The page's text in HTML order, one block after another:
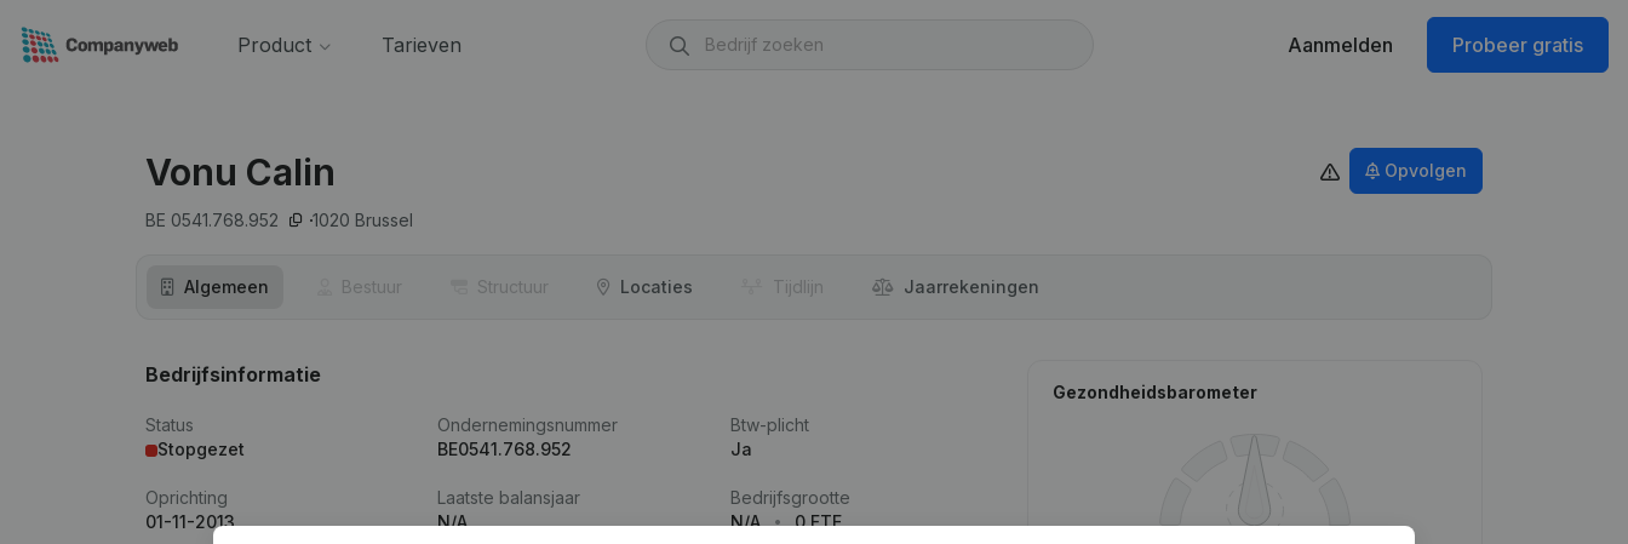
Product Tarieven Aanmelden Probeer gratis
Vonu Calin
BE 0541.768.952 1020 Brussel
Opvolgen
Algemeen Bestuur Structuur Locaties Tijdlijn Jaar­rekeningen
Bedrijfsinformatie
Status
Stopgezet
Ondernemingsnummer
BE0541.768.952
Btw-plicht
Ja
Oprichting
01-11-2013
Laatste balansjaar
N/A
Bedrijfsgrootte
N/A
0 FTE
Gezondheidsbarometer